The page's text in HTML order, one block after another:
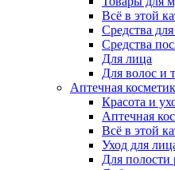
Всё в этой
Средства
Средства
Для лица
Для волос и
Аптечная
Красота и
Аптечная
Всё в этой
Уход для
Для полости